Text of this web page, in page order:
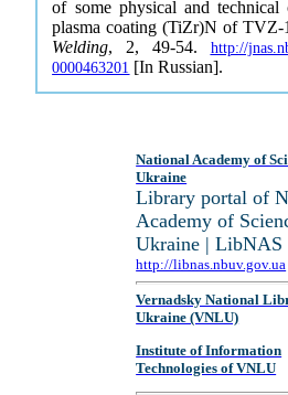
of some physical and technical
plasma coating (TiZr)N of TVZ-
Welding, 2, 49-54. http://
0000463201 [In Russian].
National Academy of
Ukraine
Library portal of
Academy of
Ukraine | LibNAS
http://libnas.nbuv.gov.ua
Vernadsky National
Ukraine (VNLU)
Institute of Information
Technologies of VNLU